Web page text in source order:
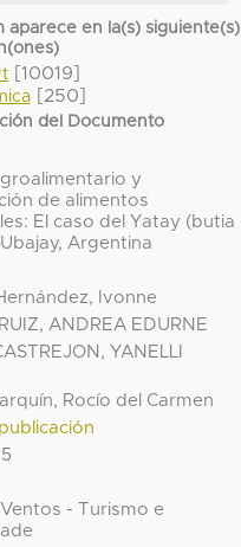
aparece en la(s) siguiente(s)
[10019]
[250]
del Documento
y
de alimentos
El caso del Yatay (butia
Argentina
Ivonne
ANDREA EDURNE
YANELLI
Rocío del Carmen
- Turismo e